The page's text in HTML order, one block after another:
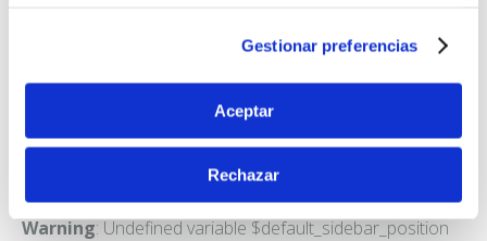
Gestionar preferencias
Aceptar
Rechazar
Warning: Undefined variable $default_sidebar_position